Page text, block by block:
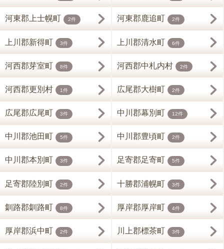
河東郡上士幌町 2件 河東郡鹿追町 2件
上川郡新得町 3件 上川郡清水町 6件
河西郡芽室町 8件 河西郡中札内村 2件
河西郡更別村 1件 広尾郡大樹町 2件
広尾郡広尾町 3件 中川郡幕別町 12件
中川郡池田町 5件 中川郡豊頃町 2件
中川郡本別町 3件 足寄郡足寄町 5件
足寄郡陸別町 2件 十勝郡浦幌町 3件
釧路郡釧路町 8件 厚岸郡厚岸町 4件
厚岸郡浜中町 2件 川上郡標茶町 3件